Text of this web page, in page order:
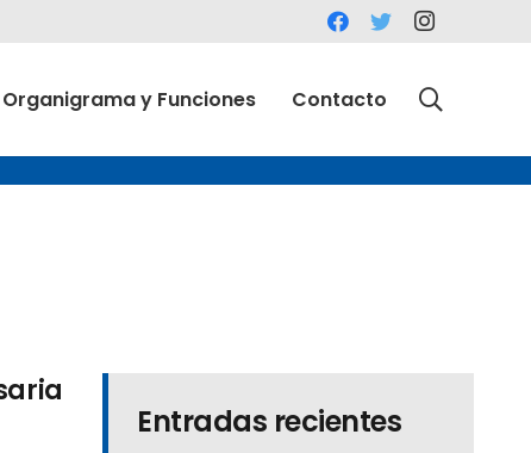
Organigrama y Funciones Contacto
Entradas recientes